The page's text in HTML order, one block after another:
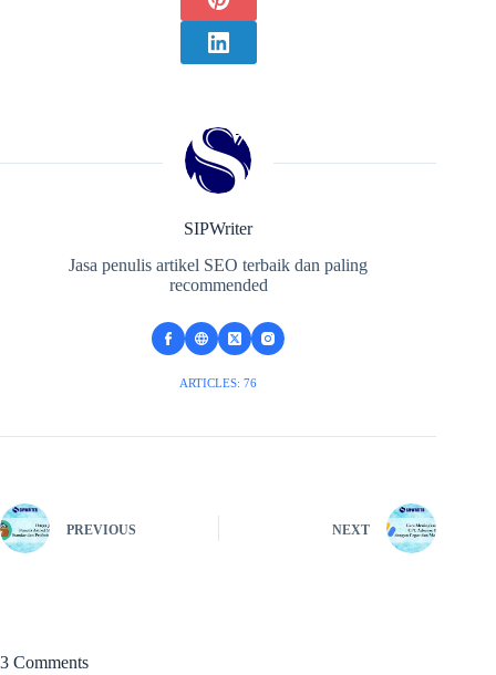
SIPWriter
Jasa penulis artikel SEO terbaik dan paling
recommended
ARTICLES: 76
PREVIOUS NEXT
3 Comments